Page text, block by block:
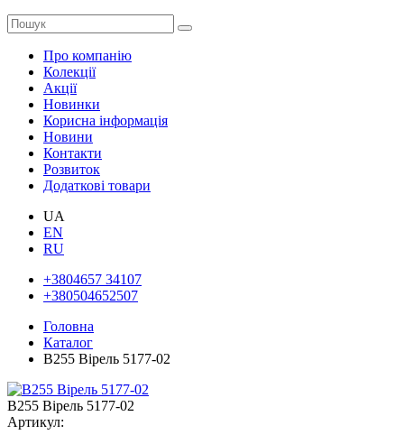
Про компанію
Колекції
Акції
Новинки
Корисна інформація
Новини
Контакти
Розвиток
Додаткові товари
UA
EN
RU
+3804657 34107
+380504652507
Головна
Каталог
В255 Вірель 5177-02
В255 Вірель 5177-02
Артикул: